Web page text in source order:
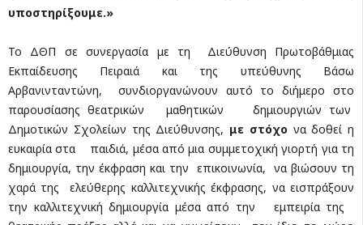
υποστηρίξουμε.»
Το ΔΘΠ σε συνεργασία με τη Διεύθυνση Πρωτοβάθμιας
Εκπαίδευσης Πειραιά και της υπεύθυνης Βάσω
Αρβανινταντώνη, συνδιοργανώνουν αυτό το διήμερο στο
παρουσίασης θεατρικών μαθητικών δημιουργιών των
Δημοτικών Σχολείων της Διεύθυνσης, με στόχο να δοθεί η
ευκαιρία στα παιδιά, μέσα από μια συμμετοχική γιορτή για τη
δημιουργία, την έκφραση και την επικοινωνία, να βιώσουν τη
χαρά της ελεύθερης καλλιτεχνικής έκφρασης, να εισπράξουν
την καλλιτεχνική δημιουργία μέσα από την εμπειρία της